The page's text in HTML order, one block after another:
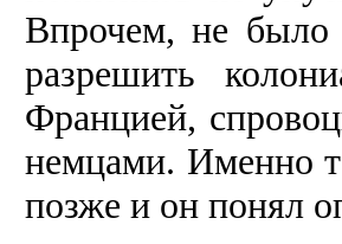
Впрочем, не было
разрешить
Францией,
немцами. Именно
позже и он понял